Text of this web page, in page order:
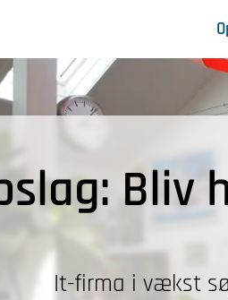
Bliv
It-firma i vækst